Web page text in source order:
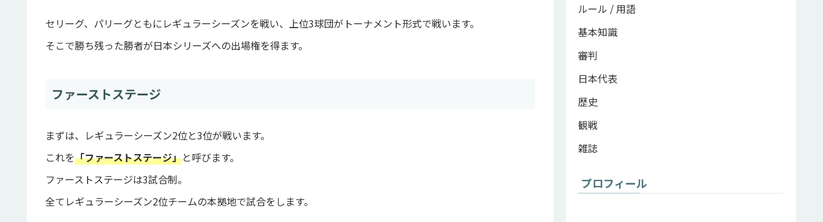
セリーグ、パリーグともにレギュラーシーズンを戦い、上位3球団がトーナメント形式で戦います。
そこで勝ち残った勝者が日本シリーズへの出場権を得ます。
ファーストステージ
まずは、レギュラーシーズン2位と3位が戦います。
これを「ファーストステージ」と呼びます。
ファーストステージは3試合制。
全てレギュラーシーズン2位チームの本拠地で試合をします。
ルール / 用語
基本知識
審判
日本代表
歴史
観戦
雑誌
プロフィール